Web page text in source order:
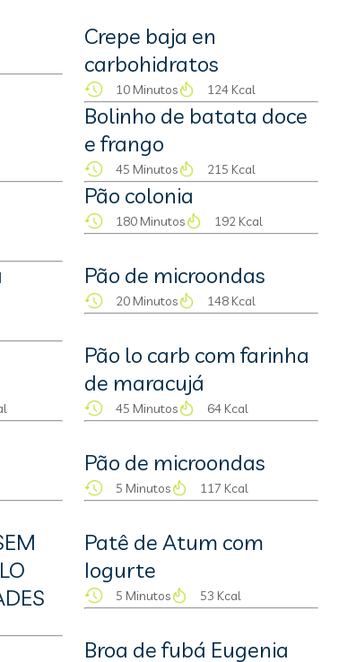
Crepe baja en
carbohidratos
10 Minutos 124 Kcal
Bolinho de batata doce
e frango
45 Minutos 215 Kcal
Pão colonia
180 Minutos 192 Kcal
Pão de microondas
20 Minutos 148 Kcal
Pão lo carb com farinha
de maracujá
45 Minutos 64 Kcal
Pão de microondas
5 Minutos 117 Kcal
Patê de Atum com
Iogurte
5 Minutos 53 Kcal
Broa de fubá Eugenia